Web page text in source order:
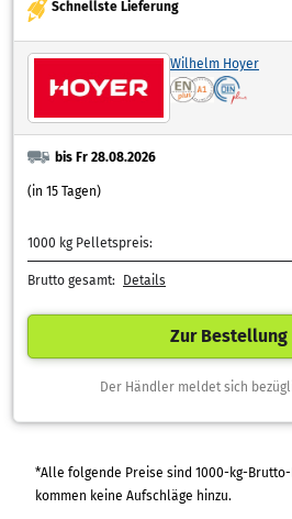
Schnellste Lieferung
Wilhelm Hoyer
bis Fr 28.08.2026
(in 15 Tagen)
1000 kg Pelletspreis:
Brutto gesamt: Details
Zur Bestellung
Der Händler meldet sich
*Alle folgende Preise sind 1000-kg-Brutto-
kommen keine Aufschläge hinzu.